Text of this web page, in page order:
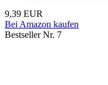
9,39 EUR
Bei Amazon kaufen
Bestseller Nr. 7